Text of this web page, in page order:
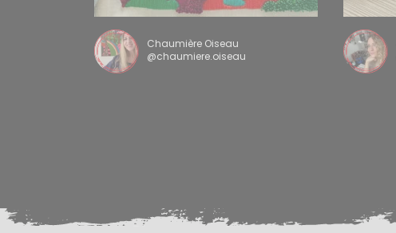
Chaumière Oiseau
@chaumiere.oiseau